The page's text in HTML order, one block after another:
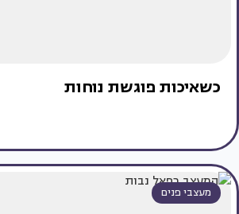
כשאיכות פוגשת נוחות
מעצבי פנים